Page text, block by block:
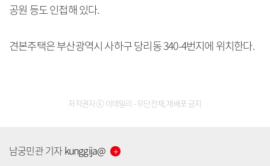
공원 등도 인접해 있다.
견본주택은 부산광역시 사하구 당리동 340-4번지에 위치한다.
저작권자 ⓒ 이데일리 - 무단전재, 재배포 금지
남궁민관기자kunggija@